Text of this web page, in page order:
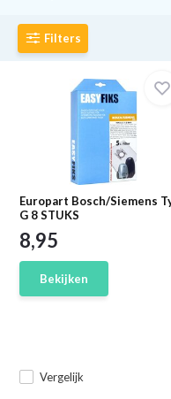
Filters
Europart Bosch/Siemens
G 8 STUKS
Vergelijk
8,95
Bekijken